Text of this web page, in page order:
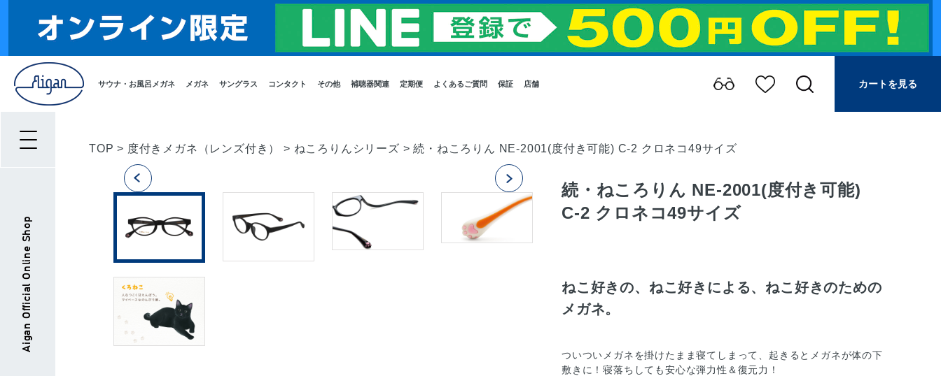
サウナ・お風呂メガネ メガネ サングラス コンタクト その他 補聴器関連 定期便 よくあるご質問 保証 店舗 カートを見る
TOP > 度付きメガネ（レンズ付き） > ねころりんシリーズ >続・ねころりん NE-2001(度付き可能) C-2 クロネコ49サイズ
続・ねころりん NE-2001(度付き可能)
C-2 クロネコ49サイズ
ねこ好きの、ねこ好きによる、ねこ好きのための
メガネ。
ついついメガネを掛けたまま寝てしまって、起きるとメガネが体の下
敷きに！寝落ちしても安心な弾力性＆復元力！
Aigan Official Online Shop